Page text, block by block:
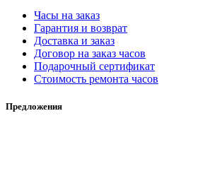
Часы на заказ
Гарантия и возврат
Доставка и заказ
Договор на заказ часов
Подарочный сертификат
Стоимость ремонта часов
Предложения